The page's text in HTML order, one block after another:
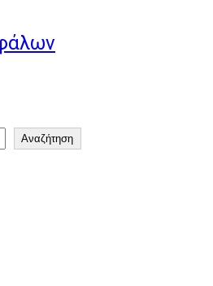
Αναζήτηση